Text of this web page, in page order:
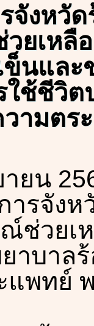
จังหวั
ยเหลื
ข็นและ
ใช้ชีวิ
วามต
ยน
ารจัง
ช่วยเ
าบาล
พทย์